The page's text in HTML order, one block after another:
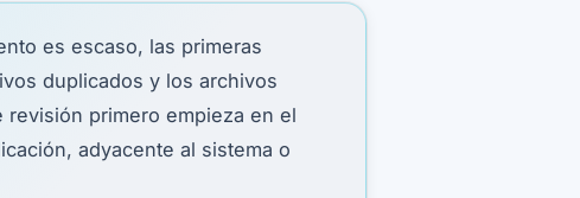
es escaso, las primeras
duplicados y los archivos
primero empieza en el
adyacente al sistema o